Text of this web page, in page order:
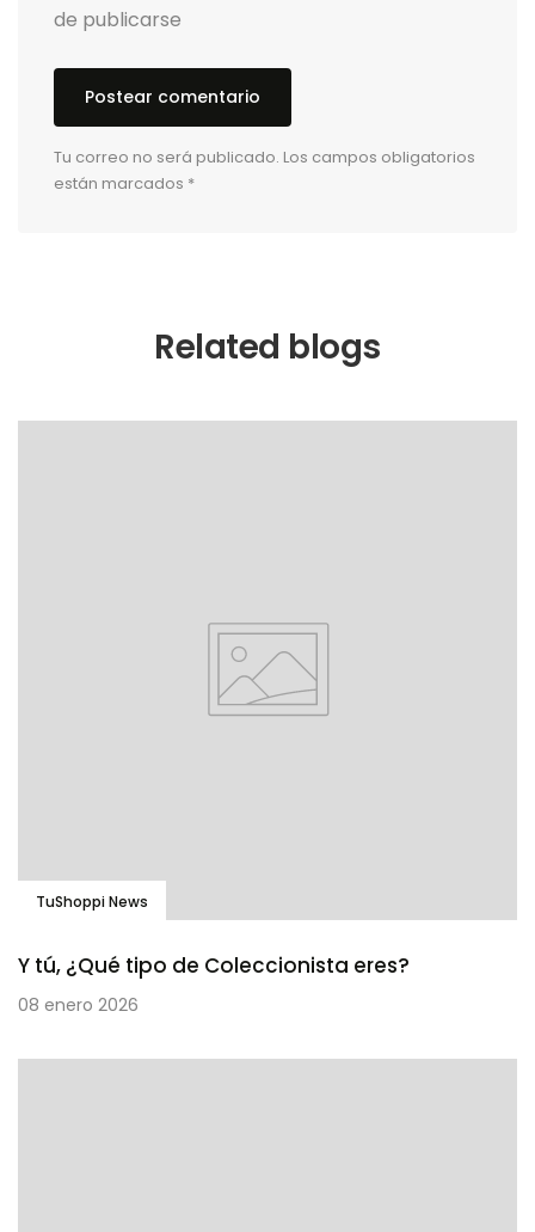
de publicarse
Tu correo no será publicado. Los campos obligatorios
están marcados *
Related blogs
TuShoppi News
Y tú, ¿Qué tipo de Coleccionista eres?
08 enero 2026